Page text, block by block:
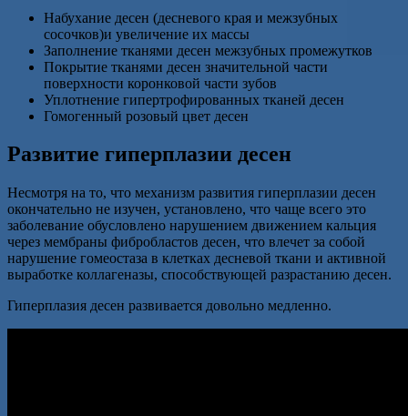
Набухание десен (десневого края и межзубных
сосочков)и увеличение их массы
Заполнение тканями десен межзубных промежутков
Покрытие тканями десен значительной части
поверхности коронковой части зубов
Уплотнение гипертрофированных тканей десен
Гомогенный розовый цвет десен
Развитие гиперплазии десен
Несмотря на то, что механизм развития гиперплазии десен
окончательно не изучен, установлено, что чаще всего это
заболевание обусловлено нарушением движением кальция
через мембраны фибробластов десен, что влечет за собой
нарушение гомеостаза в клетках десневой ткани и активной
выработке коллагеназы, способствующей разрастанию десен.
Гиперплазия десен развивается довольно медленно.